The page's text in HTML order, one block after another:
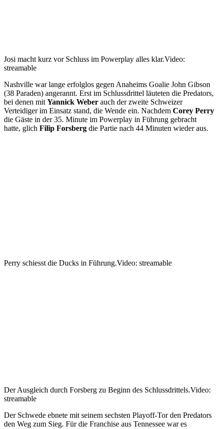
Josi macht kurz vor Schluss im Powerplay alles klar.Video:
streamable
Nashville war lange erfolglos gegen Anaheims Goalie John Gibson
(38 Paraden) angerannt. Erst im Schlussdrittel läuteten die Predators,
bei denen mit Yannick Weber auch der zweite Schweizer
Verteidiger im Einsatz stand, die Wende ein. Nachdem Corey Perry
die Gäste in der 35. Minute im Powerplay in Führung gebracht
hatte, glich Filip Forsberg die Partie nach 44 Minuten wieder aus.
Perry schiesst die Ducks in Führung.Video: streamable
Der Ausgleich durch Forsberg zu Beginn des Schlussdrittels.Video:
streamable
Der Schwede ebnete mit seinem sechsten Playoff-Tor den Predators
den Weg zum Sieg. Für die Franchise aus Tennessee war es